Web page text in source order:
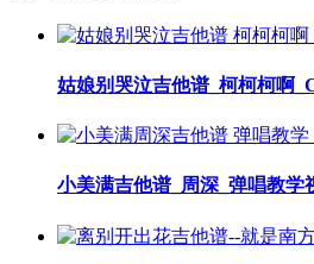
姑娘别哭泣吉他谱_柯柯柯啊
小美满吉他谱_周深_弹唱教学